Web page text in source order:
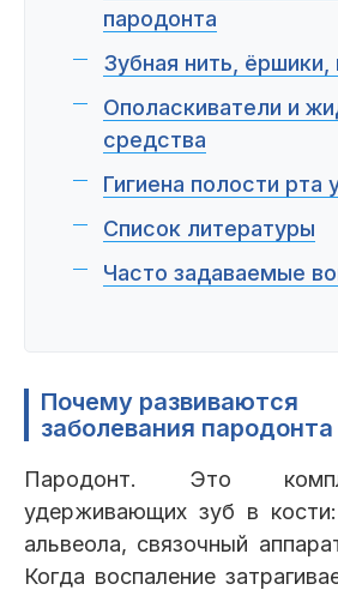
пародонта
Зубная нить, ёршики,
Ополаскиватели и
средства
Гигиена полости рта
Список литературы
Часто задаваемые
Почему развиваются
заболевания пародонта
Пародонт. Это
удерживающих зуб в
альвеола, связочный
Когда воспаление